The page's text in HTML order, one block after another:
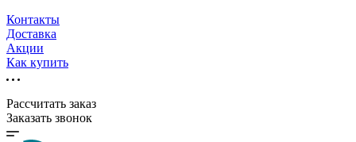
Контакты
Доставка
Акции
Как купить
Рассчитать заказ
Заказать звонок